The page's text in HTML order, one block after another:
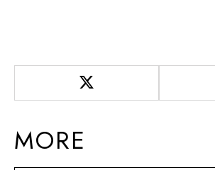
MORE